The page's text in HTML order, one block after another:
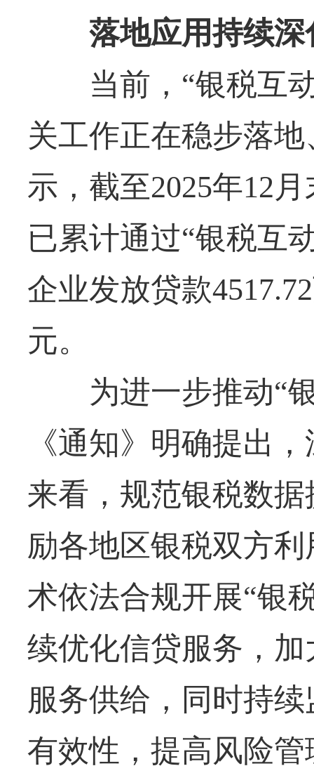
落地应用持续深
当前，“银税互动
关工作正在稳步落
示，截至2025年12
已累计通过“银税互
企业发放贷款
元。
为进一步推动“银
《通知》明确提出
来看，规范银税数
励各地区银税双方
术依法合规开展“银
续优化信贷服务，
服务供给，同时持
有效性，提高风险